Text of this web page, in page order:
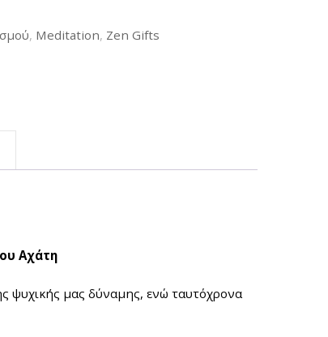
, Meditation, Zen Gifts
Αχάτη
ψυχικής μας δύναμης, ενώ ταυτόχρονα